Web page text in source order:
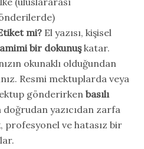
mi?El yazısı, kişisel
bir dokunuşkatar.
okunaklı olduğundan
Resmi mektuplarda veya
gönderirken basılı
yazıcıdan zarfa
profesyonel ve hatasız bir